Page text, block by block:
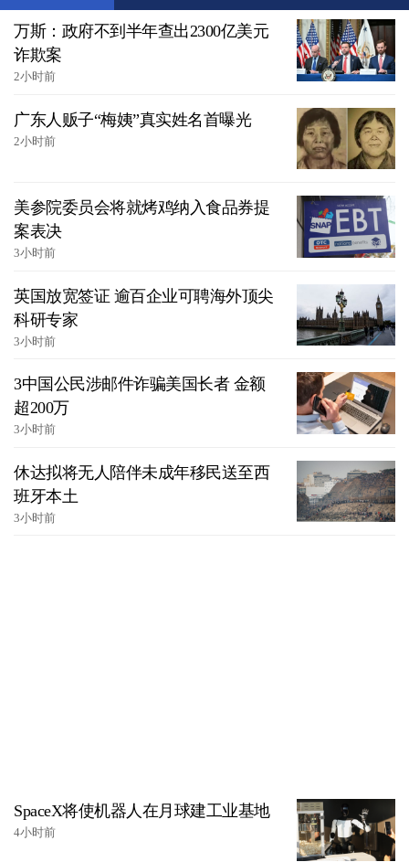
万斯：政府不到半年查出2300亿美元
诈欺案
2小时前
广东人贩子“梅姨”真实姓名首曝光
2小时前
美参院委员会将就烤鸡纳入食品券提
案表决
3小时前
英国放宽签证 逾百企业可聘海外顶尖
科研专家
3小时前
3中国公民涉邮件诈骗美国长者 金额
超200万
3小时前
休达拟将无人陪伴未成年移民送至西
班牙本土
3小时前
SpaceX将使机器人在月球建工业基地
4小时前